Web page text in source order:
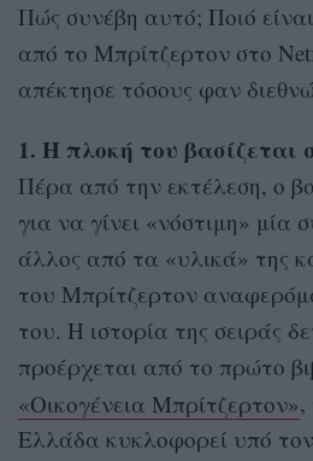
Πώς συνέβη αυτό; Ποιό
από το Μπρίτζερτον στο
απέκτησε τόσους φαν
1. Η πλοκή του βασίζεται
Πέρα από την εκτέλεση, ο
για να γίνει «νόστιμη» μία
άλλος από τα «υλικά» της
του Μπρίτζερτον
του. Η ιστορία της σειράς
προέρχεται από το πρώτο
«Οικογένεια Μπρίτζερτον»,
Ελλάδα κυκλοφορεί υπό